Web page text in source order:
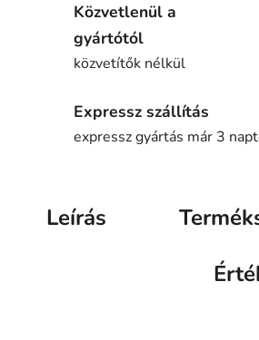
Közvetlenül a
gyártótól
közvetítők nélkül
Expressz szállítás
expressz gyártás már 3
Leírás